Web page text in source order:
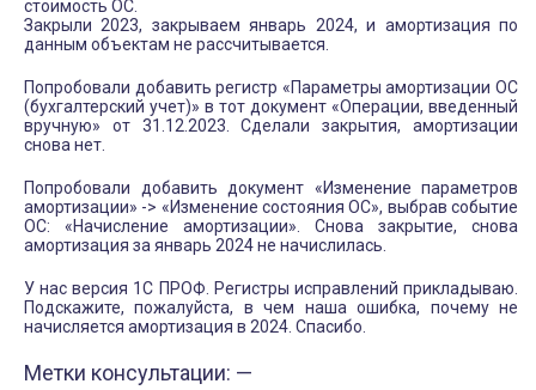
стоимость ОС.
Закрыли 2023, закрываем январь 2024, и амортизация по
данным объектам не рассчитывается.
Попробовали добавить регистр «Параметры амортизации ОС
(бухгалтерский учет)» в тот документ «Операции, введенный
вручную» от 31.12.2023. Сделали закрытия, амортизации
снова нет.
Попробовали добавить документ «Изменение параметров
амортизации» -> «Изменение состояния ОС», выбрав событие
ОС: «Начисление амортизации». Снова закрытие, снова
амортизация за январь 2024 не начислилась.
У нас версия 1С ПРОФ. Регистры исправлений прикладываю.
Подскажите, пожалуйста, в чем наша ошибка, почему не
начисляется амортизация в 2024. Спасибо.
Метки консультации: —